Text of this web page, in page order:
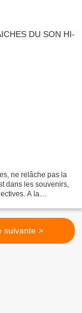
ne relâche pas la
dans les souvenirs,
A la
suivante >